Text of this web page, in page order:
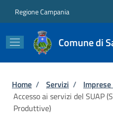
Regione Campania
Comune di
Briciole di
Home / Servizi /
Accesso ai servizi del SUAP
Produttive)